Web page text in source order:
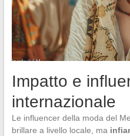
Impatto e
internazionale
Le influencer della moda del
brillare a livello locale, ma